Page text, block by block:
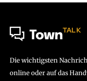
TownTALK
Die wichtigsten
online oder auf das